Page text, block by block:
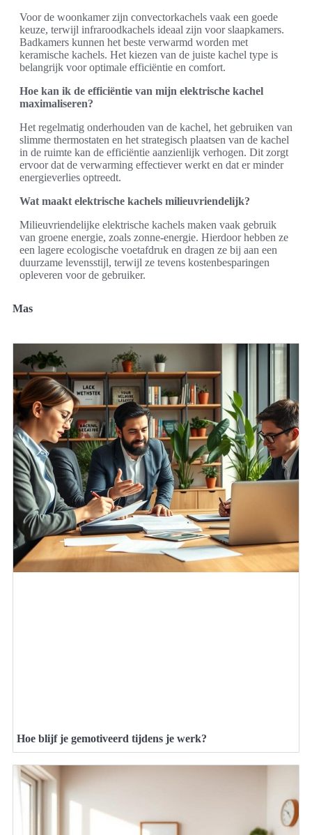
Voor de woonkamer zijn convectorkachels vaak een goede
keuze, terwijl infraroodkachels ideaal zijn voor slaapkamers.
Badkamers kunnen het beste verwarmd worden met
keramische kachels. Het kiezen van de juiste kachel type is
belangrijk voor optimale efficiëntie en comfort.
Hoe kan ik de efficiëntie van mijn elektrische kachel
maximaliseren?
Het regelmatig onderhouden van de kachel, het gebruiken van
slimme thermostaten en het strategisch plaatsen van de kachel
in de ruimte kan de efficiëntie aanzienlijk verhogen. Dit zorgt
ervoor dat de verwarming effectiever werkt en dat er minder
energieverlies optreedt.
Wat maakt elektrische kachels milieuvriendelijk?
Milieuvriendelijke elektrische kachels maken vaak gebruik
van groene energie, zoals zonne-energie. Hierdoor hebben ze
een lagere ecologische voetafdruk en dragen ze bij aan een
duurzame levensstijl, terwijl ze tevens kostenbesparingen
opleveren voor de gebruiker.
Mas
Hoe blijf je gemotiveerd tijdens je werk?